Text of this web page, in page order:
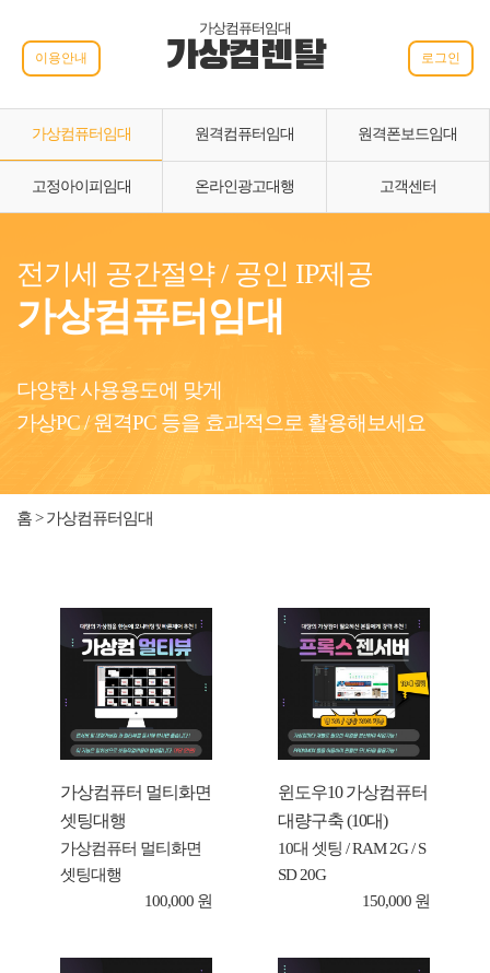
가상컴퓨터임대
가상컴렌탈
이용안내 로그인
가상컴퓨터임대 원격컴퓨터임대 원격폰보드임대
고정아이피임대 온라인광고대행 고객센터
전기세 공간절약 / 공인 IP제공
가상컴퓨터임대
다양한 사용용도에 맞게
가상PC / 원격PC 등을 효과적으로 활용해보세요
홈 > 가상컴퓨터임대
가상컴퓨터 멀티화면
셋팅대행
가상컴퓨터 멀티화면
셋팅대행
100,000 원
윈도우10 가상컴퓨터
대량구축 (10대)
10대 셋팅 / RAM 2G / S
SD 20G
150,000 원